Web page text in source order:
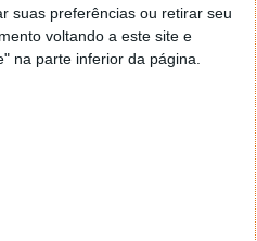
suas preferências ou retirar seu
voltando a este site e
na parte inferior da página.